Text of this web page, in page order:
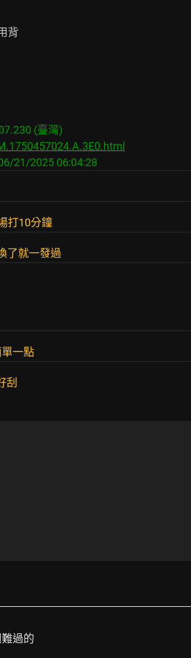
背
(臺灣)
打10分鐘
了就一發過
一點
刮
過的